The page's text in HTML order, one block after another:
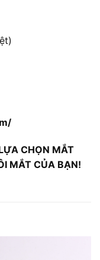
CHỌN MẮT
MẮT CỦA BẠN!